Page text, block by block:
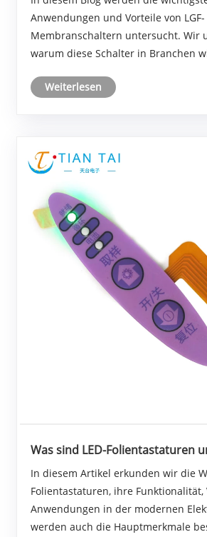
unverzichtbar?
Anwendungen und Vorteile von LGF-
Membranschaltern untersucht. Wir
warum diese Schalter in Branchen
der Industriesteuerung
Weiterlesen
Was sind LED-Folientastaturen
In diesem Artikel erkunden wir die
Folientastaturen, ihre Funktionalität,
Anwendungen in der modernen
werden auch die Hauptmerkmale